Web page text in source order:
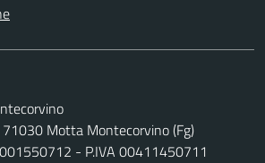
Motta Montecorvino (Fg)
- P.IVA 00411450711